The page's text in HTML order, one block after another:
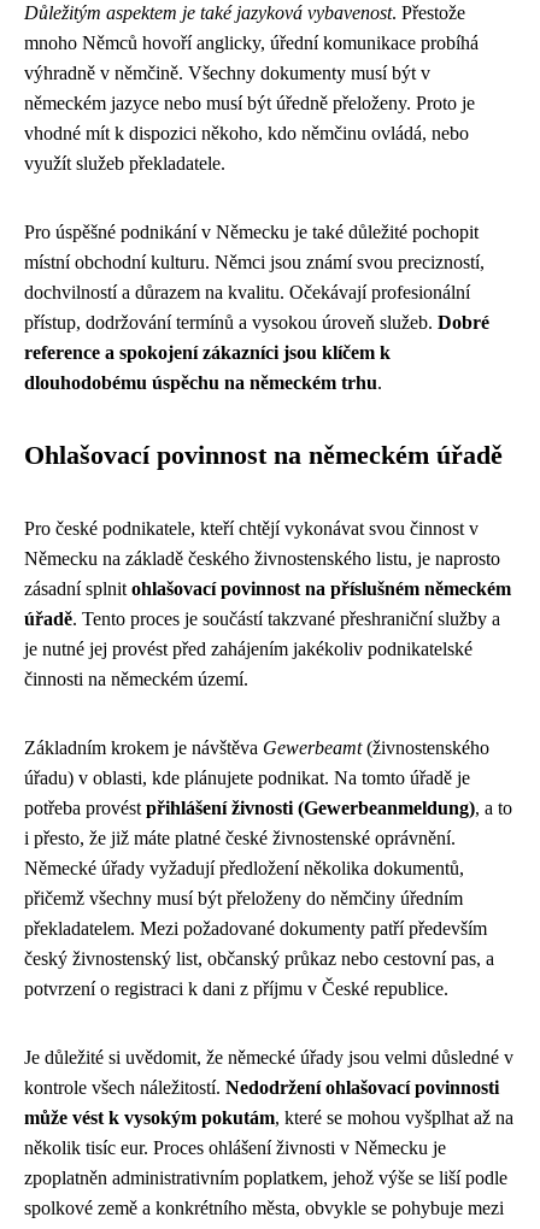
Důležitým aspektem je také jazyková vybavenost. Přestože
mnoho Němců hovoří anglicky, úřední komunikace probíhá
výhradně v němčině. Všechny dokumenty musí být v
německém jazyce nebo musí být úředně přeloženy. Proto je
vhodné mít k dispozici někoho, kdo němčinu ovládá, nebo
využít služeb překladatele.
Pro úspěšné podnikání v Německu je také důležité pochopit
místní obchodní kulturu. Němci jsou známí svou precizností,
dochvilností a důrazem na kvalitu. Očekávají profesionální
přístup, dodržování termínů a vysokou úroveň služeb. Dobré
reference a spokojení zákazníci jsou klíčem k
dlouhodobému úspěchu na německém trhu.
Ohlašovací povinnost na německém úřadě
Pro české podnikatele, kteří chtějí vykonávat svou činnost v
Německu na základě českého živnostenského listu, je naprosto
zásadní splnit ohlašovací povinnost na příslušném německém
úřadě. Tento proces je součástí takzvané přeshraniční služby a
je nutné jej provést před zahájením jakékoliv podnikatelské
činnosti na německém území.
Základním krokem je návštěva Gewerbeamt(živnostenského
úřadu) v oblasti, kde plánujete podnikat. Na tomto úřadě je
potřeba provést přihlášení živnosti (Gewerbeanmeldung), a to
i přesto, že již máte platné české živnostenské oprávnění.
Německé úřady vyžadují předložení několika dokumentů,
přičemž všechny musí být přeloženy do němčiny úředním
překladatelem. Mezi požadované dokumenty patří především
český živnostenský list, občanský průkaz nebo cestovní pas, a
potvrzení o registraci k dani z příjmu v České republice.
Je důležité si uvědomit, že německé úřady jsou velmi důsledné v
kontrole všech náležitostí. Nedodržení ohlašovací povinnosti
může vést k vysokým pokutám, které se mohou vyšplhat až na
několik tisíc eur. Proces ohlášení živnosti v Německu je
zpoplatněn administrativním poplatkem, jehož výše se liší podle
spolkové země a konkrétního města, obvykle se pohybuje mezi